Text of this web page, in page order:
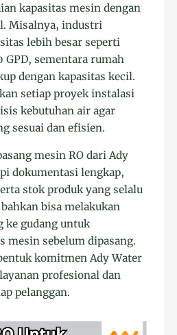
kapasitas mesin dengan
Misalnya, industri
lebih besar seperti
GPD, sementara rumah
dengan kapasitas kecil.
setiap proyek instalasi
kebutuhan air agar
sesuai dan efisien.
mesin RO dari Ady
dokumentasi lengkap,
stok produk yang selalu
bisa melakukan
ke gudang untuk
mesin sebelum dipasang.
komitmen Ady Water
profesional dan
pelanggan.